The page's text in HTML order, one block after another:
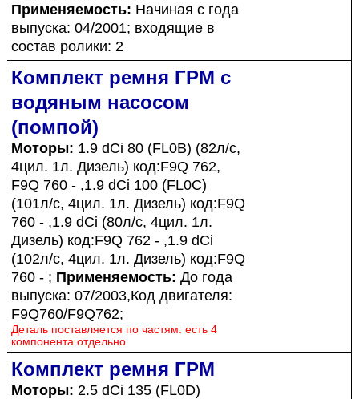
Применяемость: Начиная с года
выпуска: 04/2001; входящие в
состав ролики: 2
Комплект ремня ГРМ с
водяным насосом
(помпой)
Моторы: 1.9 dCi 80 (FL0B) (82л/с,
4цил. 1л. Дизель) код:F9Q 762,
F9Q 760 - ,1.9 dCi 100 (FL0C)
(101л/с, 4цил. 1л. Дизель) код:F9Q
760 - ,1.9 dCi (80л/с, 4цил. 1л.
Дизель) код:F9Q 762 - ,1.9 dCi
(102л/с, 4цил. 1л. Дизель) код:F9Q
760 - ; Применяемость: До года
выпуска: 07/2003,Код двигателя:
F9Q760/F9Q762;
Деталь поставляется по частям: есть 4
компонента отдельно
Комплект ремня ГРМ
Моторы: 2.5 dCi 135 (FL0D)